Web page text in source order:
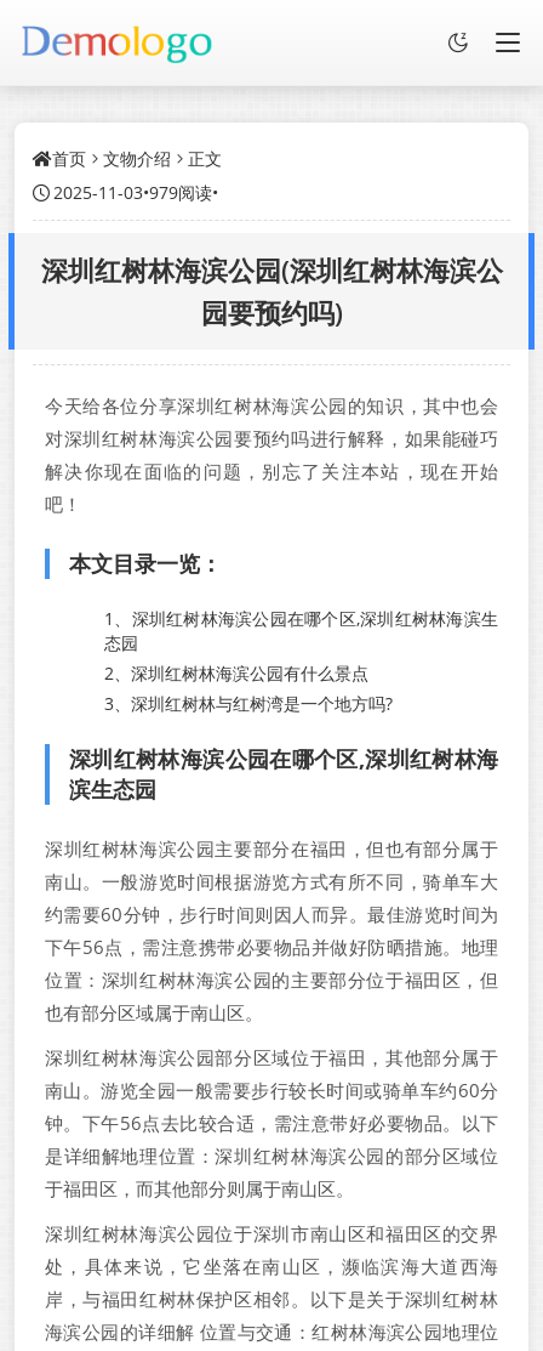
首页 文物介绍
正文
2025-11-03•979阅读•
深圳红树林海滨公园(深圳红树林海滨公
园要预约吗)
今天给各位分享深圳红树林海滨公园的知识，其中也会
对深圳红树林海滨公园要预约吗进行解释，如果能碰巧
解决你现在面临的问题，别忘了关注本站，现在开始
吧！
本文目录一览：
1、 深圳红树林海滨公园在哪个区,深圳红树林海滨生
态园
2、 深圳红树林海滨公园有什么景点
3、 深圳红树林与红树湾是一个地方吗?
深圳红树林海滨公园在哪个区,深圳红树林海
滨生态园
深圳红树林海滨公园主要部分在福田，但也有部分属于
南山。一般游览时间根据游览方式有所不同，骑单车大
约需要60分钟，步行时间则因人而异。最佳游览时间为
下午56点，需注意携带必要物品并做好防晒措施。地理
位置：深圳红树林海滨公园的主要部分位于福田区，但
也有部分区域属于南山区。
深圳红树林海滨公园部分区域位于福田，其他部分属于
南山。游览全园一般需要步行较长时间或骑单车约60分
钟。下午56点去比较合适，需注意带好必要物品。以下
是详细解地理位置：深圳红树林海滨公园的部分区域位
于福田区，而其他部分则属于南山区。
深圳红树林海滨公园位于深圳市南山区和福田区的交界
处，具体来说，它坐落在南山区，濒临滨海大道西海
岸，与福田红树林保护区相邻。以下是关于深圳红树林
海滨公园的详细解 位置与交通：红树林海滨公园地理位